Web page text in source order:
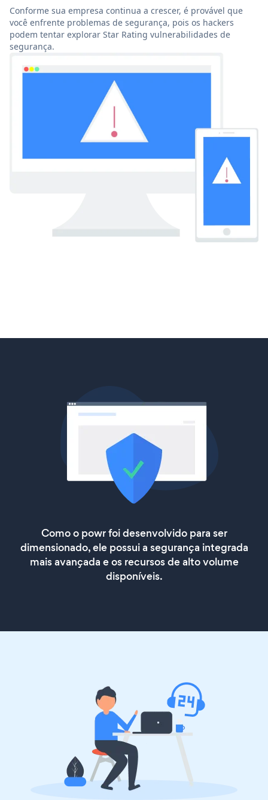
Conforme sua empresa continua a crescer, é provável que
você enfrente problemas de segurança, pois os hackers
podem tentar explorar Star Rating vulnerabilidades de
segurança.
Como o powr foi desenvolvido para ser
dimensionado, ele possui a segurança integrada
mais avançada e os recursos de alto volume
disponíveis.